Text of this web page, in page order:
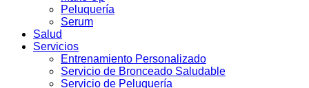
Peluquería
Serum
Salud
Servicios
Entrenamiento Personalizado
Servicio de Bronceado Saludable
Servicio de Peluquería